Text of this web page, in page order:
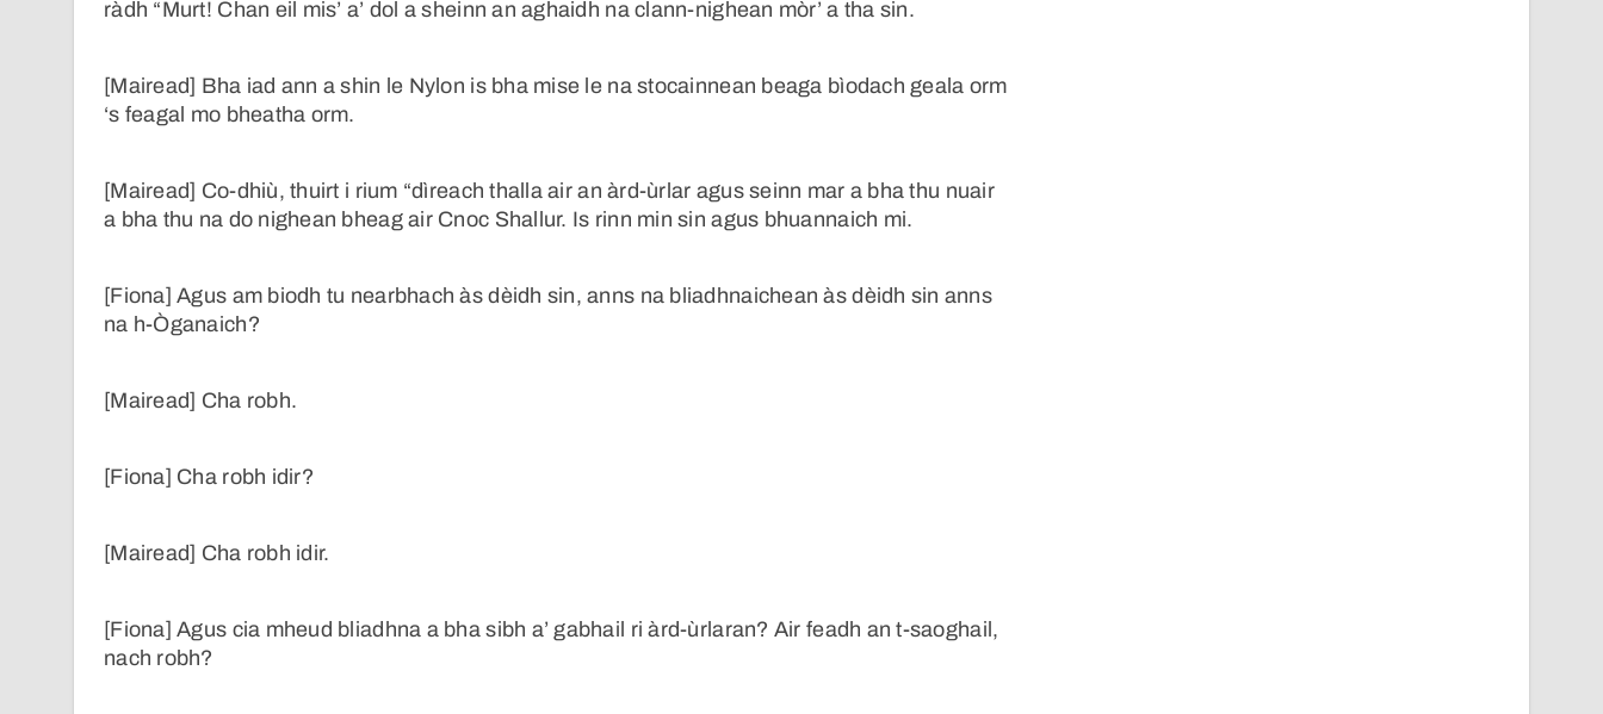
ràdh “Murt! Chan eil mis’ a’ dol a sheinn an aghaidh na clann-nighean mòr’ a tha sin.
[Mairead] Bha iad ann a shin le Nylon is bha mise le na stocainnean beaga bìodach geala orm
‘s feagal mo bheatha orm.
[Mairead] Co-dhiù, thuirt i rium “dìreach thalla air an àrd-ùrlar agus seinn mar a bha thu nuair
a bha thu na do nighean bheag air Cnoc Shallur. Is rinn min sin agus bhuannaich mi.
[Fiona] Agus am biodh tu nearbhach às dèidh sin, anns na bliadhnaichean às dèidh sin anns
na h-Òganaich?
[Mairead] Cha robh.
[Fiona] Cha robh idir?
[Mairead] Cha robh idir.
[Fiona] Agus cia mheud bliadhna a bha sibh a’ gabhail ri àrd-ùrlaran? Air feadh an t-saoghail,
nach robh?